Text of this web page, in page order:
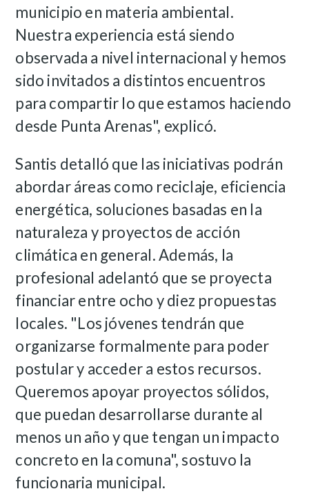
municipio en materia ambiental.
Nuestra experiencia está siendo
observada a nivel internacional y hemos
sido invitados a distintos encuentros
para compartir lo que estamos haciendo
desde Punta Arenas", explicó.
Santis detalló que las iniciativas podrán
abordar áreas como reciclaje, eficiencia
energética, soluciones basadas en la
naturaleza y proyectos de acción
climática en general. Además, la
profesional adelantó que se proyecta
financiar entre ocho y diez propuestas
locales. "Los jóvenes tendrán que
organizarse formalmente para poder
postular y acceder a estos recursos.
Queremos apoyar proyectos sólidos,
que puedan desarrollarse durante al
menos un año y que tengan un impacto
concreto en la comuna", sostuvo la
funcionaria municipal.